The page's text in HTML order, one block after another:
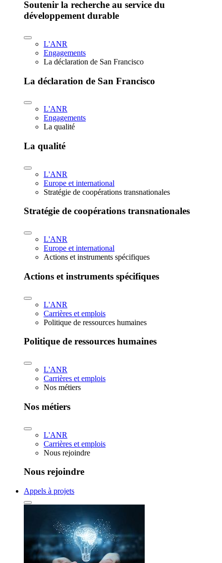
Soutenir la recherche au service du
développement durable
L'ANR
Engagements
La déclaration de San Francisco
La déclaration de San Francisco
L'ANR
Engagements
La qualité
La qualité
L'ANR
Europe et international
Stratégie de coopérations transnationales
Stratégie de coopérations transnationales
L'ANR
Europe et international
Actions et instruments spécifiques
Actions et instruments spécifiques
L'ANR
Carrières et emplois
Politique de ressources humaines
Politique de ressources humaines
L'ANR
Carrières et emplois
Nos métiers
Nos métiers
L'ANR
Carrières et emplois
Nous rejoindre
Nous rejoindre
Appels à projets